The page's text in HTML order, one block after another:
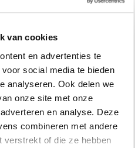
van cookies
en advertenties te
social media te bieden
analyseren. Ook delen we
onze site met onze
en analyse. Deze
combineren met andere
verstrekt of die ze hebben